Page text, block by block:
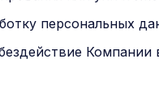
персональных